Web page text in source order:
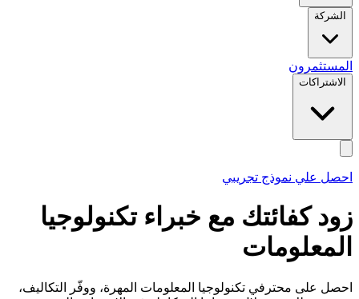
الشركة
المستثمرون
الاشتراكات
احصل علي نموذج تجريبي
زود كفائتك مع خبراء تكنولوجيا
المعلومات
احصل على محترفي تكنولوجيا المعلومات المهرة، ووفّر التكاليف،